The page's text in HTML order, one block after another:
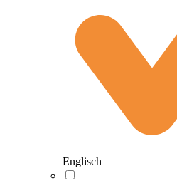
Englisch